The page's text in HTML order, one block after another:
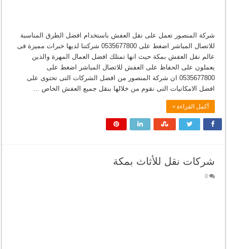
شركة المنصور تعمل على نقل العفش باستخدام افضل الطرق المناسبة
للاتصال المباشر اضغط على 0535677800 شركتنا لديها خبرات مميزة فى
عالم نقل العفش بمكة حيث انها تمتلك افضل العمال المهرة والذين
يعملون على الحفاظ على العفش للاتصال المباشر اضغط على
0535677800 ان شركة المنصور من افضل الشركات التى تحتوى على
افضل الامكانيات التى نقوم من خلالها بنقل جميع العفش الخاص …
أكمل القراءة »
شركات نقل للأثاث بمكة
0